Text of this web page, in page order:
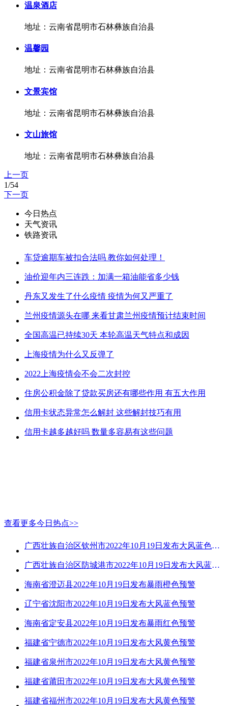
温泉酒店
地址：云南省昆明市石林彝族自治县
温馨园
地址：云南省昆明市石林彝族自治县
文景宾馆
地址：云南省昆明市石林彝族自治县
文山旅馆
地址：云南省昆明市石林彝族自治县
上一页
1/54
下一页
今日热点
天气资讯
铁路资讯
车贷逾期车被扣合法吗 教你如何处理！
油价迎年内三连跌：加满一箱油能省多少钱
丹东又发生了什么疫情 疫情为何又严重了
兰州疫情源头在哪 来看甘肃兰州疫情预计结束时间
全国高温已持续30天 本轮高温天气特点和成因
上海疫情为什么又反弹了
2022上海疫情会不会二次封控
住房公积金除了贷款买房还有哪些作用 有五大作用
信用卡状态异常怎么解封 这些解封技巧有用
信用卡越多越好吗 数量多容易有这些问题
查看更多今日热点>>
广西壮族自治区钦州市2022年10月19日发布大风蓝色预警
广西壮族自治区防城港市2022年10月19日发布大风蓝色预警
海南省澄迈县2022年10月19日发布暴雨橙色预警
辽宁省沈阳市2022年10月19日发布大风蓝色预警
海南省定安县2022年10月19日发布暴雨红色预警
福建省宁德市2022年10月19日发布大风黄色预警
福建省泉州市2022年10月19日发布大风黄色预警
福建省莆田市2022年10月19日发布大风黄色预警
福建省福州市2022年10月19日发布大风黄色预警